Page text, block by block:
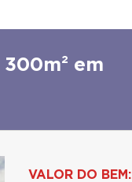
em
VALOR DO BEM: